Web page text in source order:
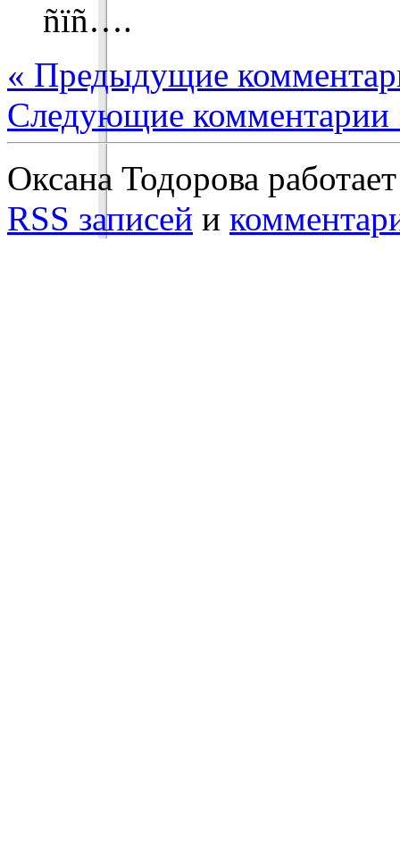
ñïñ….
« Предыдущие
Следующие комментарии
Оксана Тодорова
RSS записей и